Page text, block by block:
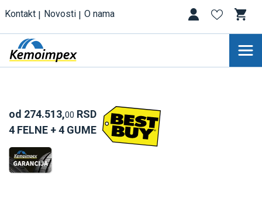
Kontakt Novosti O nama
od 274.513,00 RSD
4 FELNE + 4 GUME